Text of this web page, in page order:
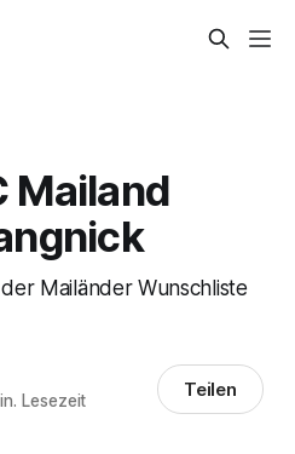
Mailand
Mailänder Wunschliste
Lesezeit Teilen